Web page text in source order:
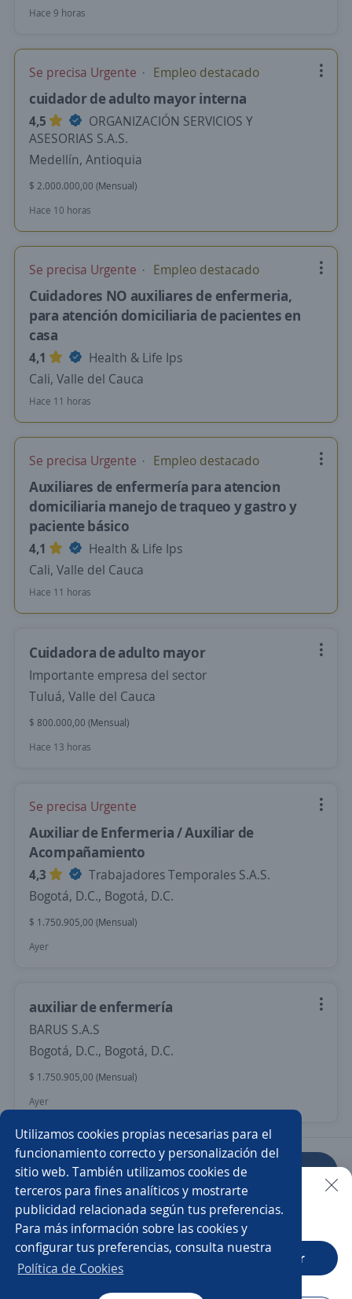
Utilizamos cookies propias necesarias para el
funcionamiento correcto y personalización del
sitio web. También utilizamos cookies de
terceros para fines analíticos y mostrarte
publicidad relacionada según tus preferencias.
Para más información sobre las cookies y
configurar tus preferencias, consulta nuestra
Política de Cookies
Hace 9 horas
Se precisa Urgente Empleo destacado
cuidador de adulto mayor interna
4,5
ORGANIZACIÓN SERVICIOS Y
ASESORIAS S.A.S.
Medellín, Antioquia
$ 2.000.000,00 (Mensual)
Hace 10 horas
Se precisa Urgente Empleo destacado
Cuidadores NO auxiliares de enfermeria,
para atención domiciliaria de pacientes en
casa
4,1
Health & Life Ips
Cali, Valle del Cauca
Hace 11 horas
Se precisa Urgente Empleo destacado
Auxiliares de enfermería para atencion
domiciliaria manejo de traqueo y gastro y
paciente básico
4,1
Health & Life Ips
Cali, Valle del Cauca
Hace 11 horas
Cuidadora de adulto mayor
Importante empresa del sector
Tuluá, Valle del Cauca
$ 800.000,00 (Mensual)
Hace 13 horas
Se precisa Urgente
Auxiliar de Enfermeria / Auxiliar de
Acompañamiento
4,3
Trabajadores Temporales S.A.S.
Bogotá, D.C., Bogotá, D.C.
$ 1.750.905,00 (Mensual)
Ayer
auxiliar de enfermería
BARUS S.A.S
Bogotá, D.C., Bogotá, D.C.
$ 1.750.905,00 (Mensual)
Ayer
Anterior Siguiente
Nuevas ofertas de empleo
Empleos similares
Buscar es más fácil en la app
CT App Abrir